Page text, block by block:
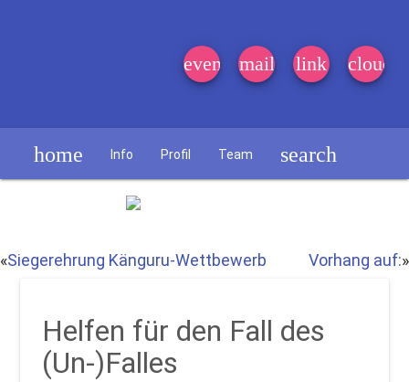
event_note
mail link cloud
home Info Profil Team search
«Siegerehrung Känguru-Wettbewerb Vorhang auf:»
Helfen für den Fall des
(Un-)Falles